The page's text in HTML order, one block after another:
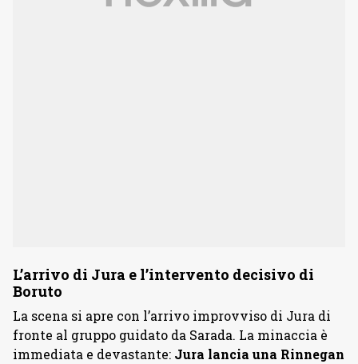
L’arrivo di Jura e l’intervento decisivo di
Boruto
La scena si apre con l’arrivo improvviso di Jura di
fronte al gruppo guidato da Sarada. La minaccia è
immediata e devastante: Jura lancia una Rinnegan